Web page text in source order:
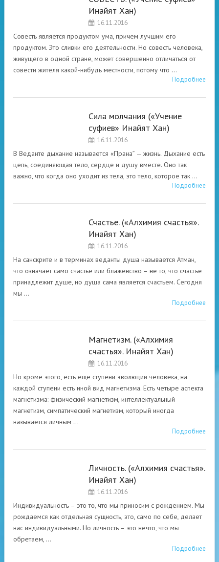
ПОСЛАНИЯ О
СВОБОДЕ ДУХА.
Инайят Хан)
16.11.2016
Совесть является продуктом ума, причем лучшим его
продуктом. Это сливки его деятельности. Но совесть человека,
живущего в одной стране, может совершенно отличаться от
совести жителя какой-нибудь местности, потому что …
Подробнее
ПОСЛАНИЯ О
СВОБОДЕ ДУХА.
Сила молчания («Учение
суфиев» Инайят Хан)
16.11.2016
В Веданте дыхание называется «Прана” — жизнь. Дыхание есть
цепь, соединяющая тело, сердце и душу вместе. Оно так
важно, что когда оно уходит из тела, это тело, которое так …
Подробнее
ПОСЛАНИЯ О
СВОБОДЕ ДУХА.
Счастье. («Алхимия счастья».
Инайят Хан)
16.11.2016
На санскрите и в терминах веданты душа называется Атман,
что означает само счастье или блаженство – не то, что счастье
принадлежит душе, но душа сама является счастьем. Сегодня
мы …
Подробнее
ПОСЛАНИЯ О
СВОБОДЕ ДУХА.
Магнетизм. («Алхимия
счастья». Инайят Хан)
16.11.2016
Но кроме этого, есть еще ступени эволюции человека, на
каждой ступени есть иной вид магнетизма. Есть четыре аспекта
магнетизма: физический магнетизм, интеллектуальный
магнетизм, симпатический магнетизм, который иногда
называется личным …
Подробнее
ПОСЛАНИЯ О
СВОБОДЕ ДУХА.
Личность. («Алхимия счастья».
Инайят Хан)
16.11.2016
Индивидуальность – это то, что мы приносим с рождением. Мы
рождаемся как отдельная сущность, это, само по себе, делает
нас индивидуальными. Но личность – это нечто, что мы
обретаем, …
Подробнее